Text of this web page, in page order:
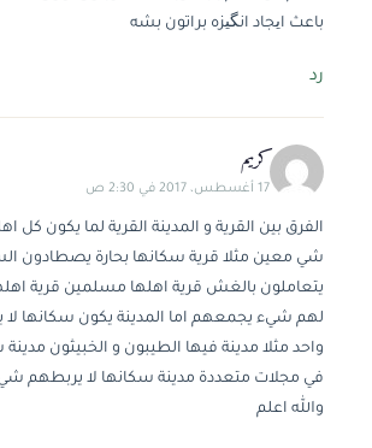
باعث ایجاد انگیزه براتون بشه
رد
كريم
17 أغسطس، 2017 في 2:30 ص
الفرق بين القرية و المدينة القرية لما يكون كل
شي معين مثلا قرية سكانها بحارة يصطادون
يتعاملون بالغش قرية اهلها مسلمين قرية
لهم شيء يجمعهم اما المدينة يكون سكانها
واحد مثلا مدينة فيها الطيبون و الخبيثون
في مجلات متعددة مدينة سكانها لا يربطهم
والله اعلم